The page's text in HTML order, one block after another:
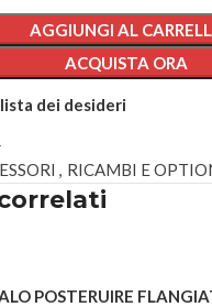
AGGIUNGI AL
ACQUISTA ORA
dei desideri
, RICAMBI E
POSTERUIRE